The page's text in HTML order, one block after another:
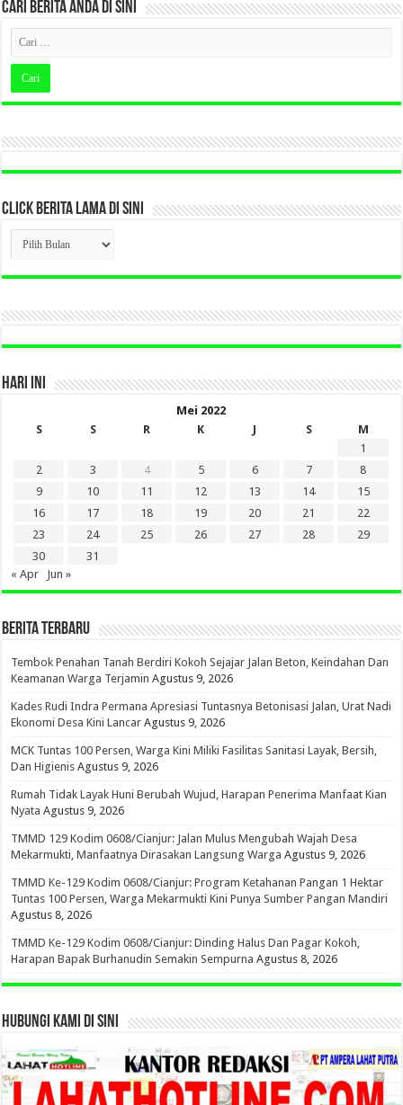
CARI BERITA ANDA DI SINI
CLICK BERITA LAMA DI SINI
CLICK
BERITA
LAMA
DI
HARI INI
Mei 2022
S
S R K J S
M
1
2
3 4 5 6 7
8
9
10 11 12 13 14
15
16
17 18 19 20 21
22
23
24 25 26 27 28
29
30
31
« Apr
Jun »
BERITA TERBARU
Tembok Penahan Tanah Berdiri Kokoh Sejajar Jalan Beton, Keindahan Dan
Keamanan Warga Terjamin Agustus 9, 2026
Kades Rudi Indra Permana Apresiasi Tuntasnya Betonisasi Jalan, Urat Nadi
Ekonomi Desa Kini Lancar Agustus 9, 2026
MCK Tuntas 100 Persen, Warga Kini Miliki Fasilitas Sanitasi Layak, Bersih,
Dan Higienis Agustus 9, 2026
Rumah Tidak Layak Huni Berubah Wujud, Harapan Penerima Manfaat Kian
Nyata Agustus 9, 2026
TMMD 129 Kodim 0608/Cianjur: Jalan Mulus Mengubah Wajah Desa
Mekarmukti, Manfaatnya Dirasakan Langsung Warga Agustus 9, 2026
TMMD Ke-129 Kodim 0608/Cianjur: Program Ketahanan Pangan 1 Hektar
Tuntas 100 Persen, Warga Mekarmukti Kini Punya Sumber Pangan Mandiri
Agustus 8, 2026
TMMD Ke-129 Kodim 0608/Cianjur: Dinding Halus Dan Pagar Kokoh,
Harapan Bapak Burhanudin Semakin Sempurna Agustus 8, 2026
HUBUNGI KAMI DI SINI